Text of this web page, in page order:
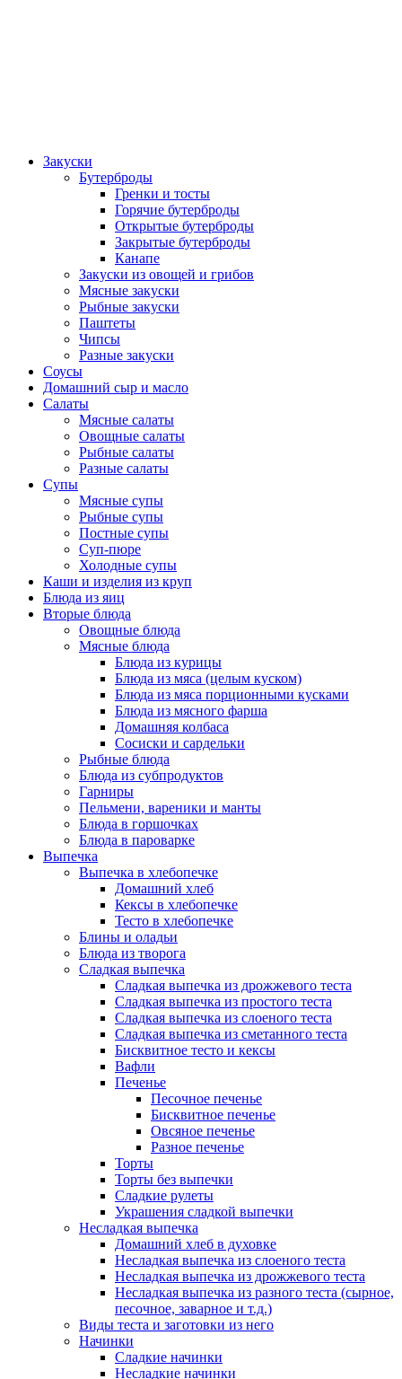
Закуски
Бутерброды
Гренки и тосты
Горячие бутерброды
Открытые бутерброды
Закрытые бутерброды
Канапе
Закуски из овощей и грибов
Мясные закуски
Рыбные закуски
Паштеты
Чипсы
Разные закуски
Соусы
Домашний сыр и масло
Салаты
Мясные салаты
Овощные салаты
Рыбные салаты
Разные салаты
Супы
Мясные супы
Рыбные супы
Постные супы
Суп-пюре
Холодные супы
Каши и изделия из круп
Блюда из яиц
Вторые блюда
Овощные блюда
Мясные блюда
Блюда из курицы
Блюда из мяса (целым куском)
Блюда из мяса порционными кусками
Блюда из мясного фарша
Домашняя колбаса
Сосиски и сардельки
Рыбные блюда
Блюда из субпродуктов
Гарниры
Пельмени, вареники и манты
Блюда в горшочках
Блюда в пароварке
Выпечка
Выпечка в хлебопечке
Домашний хлеб
Кексы в хлебопечке
Тесто в хлебопечке
Блины и оладьи
Блюда из творога
Сладкая выпечка
Сладкая выпечка из дрожжевого теста
Сладкая выпечка из простого теста
Сладкая выпечка из слоеного теста
Сладкая выпечка из сметанного теста
Бисквитное тесто и кексы
Вафли
Печенье
Песочное печенье
Бисквитное печенье
Овсяное печенье
Разное печенье
Торты
Торты без выпечки
Сладкие рулеты
Украшения сладкой выпечки
Несладкая выпечка
Домашний хлеб в духовке
Несладкая выпечка из слоеного теста
Несладкая выпечка из дрожжевого теста
Несладкая выпечка из разного теста (сырное,
песочное, заварное и т.д.)
Виды теста и заготовки из него
Начинки
Сладкие начинки
Несладкие начинки